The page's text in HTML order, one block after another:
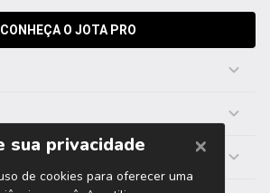
CONHEÇA O JOTA PRO